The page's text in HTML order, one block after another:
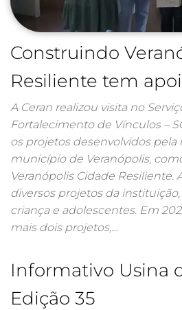
Construindo
Resiliente tem
A Ceran realizou visita no
Fortalecimento de Vínculos –
os projetos desenvolvidos pela
município de Veranópolis,
Veranópolis Cidade Resiliente.
diversos projetos da
criança e adolescentes. Em
mais dois projetos,…
Informativo Usina
Edição 35